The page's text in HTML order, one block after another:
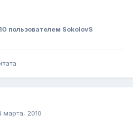
пользователем SokolovS
марта, 2010